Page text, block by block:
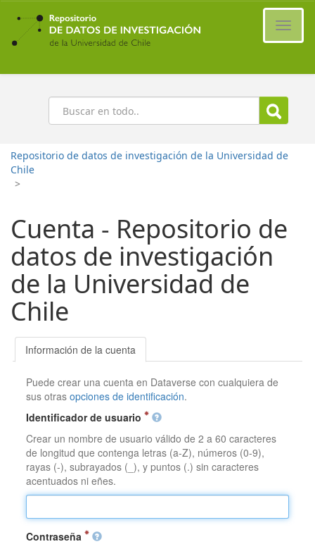
Ir
contenido
principal
Buscar
Repositorio de datos de investigación de la Universidad de
Chile
>
Cuenta - Repositorio de
datos de investigación
de la Universidad de
Chile
Información de la cuenta
Puede crear una cuenta en Dataverse con cualquiera de
sus otrasopciones de identificación.
Identificador de usuario
Crear un nombre de usuario válido de 2 a 60 caracteres
de longitud que contenga letras (a-Z), números (0-9),
rayas (-), subrayados (_), y puntos (.) sin caracteres
acentuados ni eñes.
Contraseña